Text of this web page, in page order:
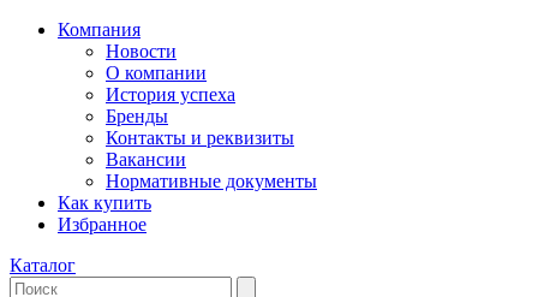
Компания
Новости
О компании
История успеха
Бренды
Контакты и реквизиты
Вакансии
Нормативные документы
Как купить
Избранное
Каталог